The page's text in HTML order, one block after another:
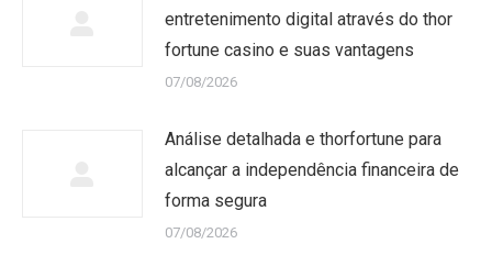
entretenimento digital através do thor
fortune casino e suas vantagens
07/08/2026
Análise detalhada e thorfortune para
alcançar a independência financeira de
forma segura
07/08/2026